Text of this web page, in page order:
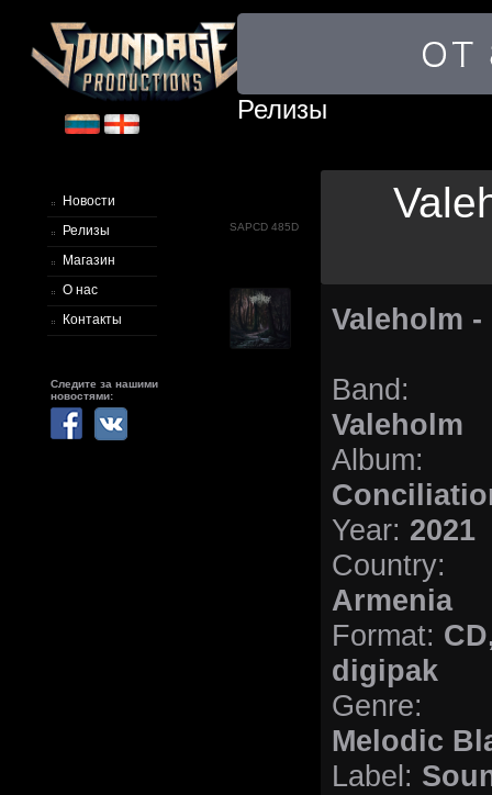
Новости
Релизы
Магазин
О нас
Контакты
Следите за нашими
новостями:
Релизы
SAPCD 485D
Valeholm
Band:
Valeholm
Album:
Year: 2021
Country:
Armenia
Format:
digipak
Genre:
Melodic
Label: